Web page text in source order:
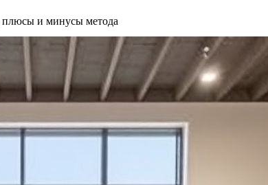
плюсы и минусы метода